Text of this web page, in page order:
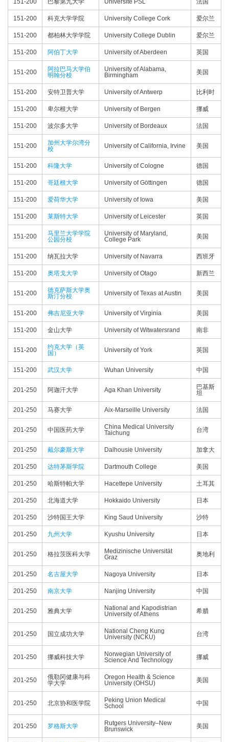
151-200 巴黎第九大学 Université PSL 法国
151-200 科克大学学院 University College Cork 爱尔兰
151-200 都柏林大学学院 University College Dublin 爱尔兰
151-200 阿伯丁大学 University of Aberdeen 英国
151-200
阿拉巴马大学伯
明翰分校
University of Alabama,
Birmingham
美国
151-200 安特卫普大学 University of Antwerp 比利时
151-200 卑尔根大学 University of Bergen 挪威
151-200 波尔多大学 University of Bordeaux 法国
151-200
加州大学尔湾分
校
University of California, Irvine 美国
151-200 科隆大学 University of Cologne 德国
151-200 哥廷根大学 University of Göttingen 德国
151-200 爱荷华大学 University of Iowa 美国
151-200 莱斯特大学 University of Leicester 英国
151-200
马里兰大学学院
公园分校
University of Maryland,
College Park
美国
151-200 纳瓦拉大学 University of Navarra 西班牙
151-200 奥塔戈大学 University of Otago 新西兰
151-200
德克萨斯大学奥
斯汀分校
University of Texas at Austin 美国
151-200 弗吉尼亚大学 University of Virginia 美国
151-200 金山大学 University of Witwatersrand 南非
151-200
约克大学（英
国）
University of York 英国
151-200 武汉大学 Wuhan University 中国
201-250 阿迦汗大学 Aga Khan University
巴基斯
坦
201-250 马赛大学 Aix-Marseille University 法国
201-250 中国医药大学
China Medical University
Taichung
台湾
201-250 戴尔豪斯大学 Dalhousie University 加拿大
201-250 达特茅斯学院 Dartmouth College 美国
201-250 哈斯特帕大学 Hacettepe University 土耳其
201-250 北海道大学 Hokkaido University 日本
201-250 沙特国王大学 King Saud University 沙特
201-250 九州大学 Kyushu University 日本
201-250 格拉茨医科大学
Medizinische Universität
Graz
奥地利
201-250 名古屋大学 Nagoya University 日本
201-250 南京大学 Nanjing University 中国
201-250 雅典大学
National and Kapodistrian
University of Athens
希腊
201-250 国立成功大学
National Cheng Kung
University (NCKU)
台湾
201-250 挪威科技大学
Norwegian University of
Science And Technology
挪威
201-250
俄勒冈健康与科
学大学
Oregon Health & Science
University (OHSU)
美国
201-250 北京协和医学院
Peking Union Medical
School
中国
201-250 罗格斯大学
Rutgers University–New
Brunswick
美国